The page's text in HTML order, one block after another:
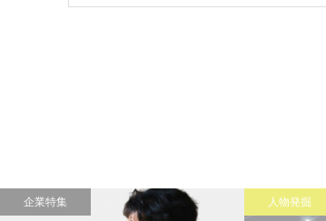
企業特集 人物発掘